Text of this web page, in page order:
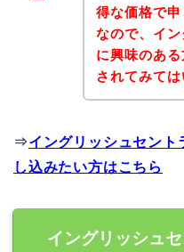
得な価格で
なので、イ
に興味のあ
されてみて
⇒イングリッシュセント
し込みたい方はこちら
イングリッシュ